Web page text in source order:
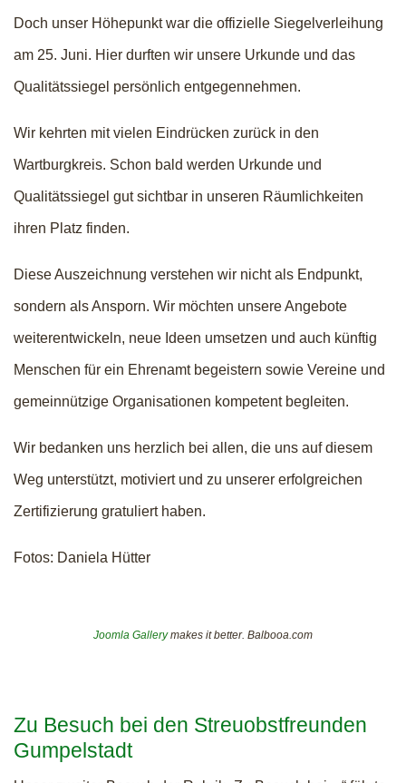
Doch unser Höhepunkt war die offizielle Siegelverleihung
am 25. Juni. Hier durften wir unsere Urkunde und das
Qualitätssiegel persönlich entgegennehmen.
Wir kehrten mit vielen Eindrücken zurück in den
Wartburgkreis. Schon bald werden Urkunde und
Qualitätssiegel gut sichtbar in unseren Räumlichkeiten
ihren Platz finden.
Diese Auszeichnung verstehen wir nicht als Endpunkt,
sondern als Ansporn. Wir möchten unsere Angebote
weiterentwickeln, neue Ideen umsetzen und auch künftig
Menschen für ein Ehrenamt begeistern sowie Vereine und
gemeinnützige Organisationen kompetent begleiten.
Wir bedanken uns herzlich bei allen, die uns auf diesem
Weg unterstützt, motiviert und zu unserer erfolgreichen
Zertifizierung gratuliert haben.
Fotos: Daniela Hütter
Joomla Gallerymakes it better. Balbooa.com
Zu Besuch bei den Streuobstfreunden
Gumpelstadt